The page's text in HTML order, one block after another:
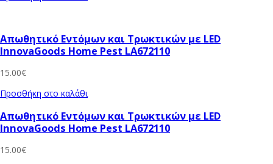
Απωθητικό Εντόμων και Τρωκτικών με LED
InnovaGoods Home Pest LA672110
15.00€
Προσθήκη στο καλάθι
Απωθητικό Εντόμων και Τρωκτικών με LED
InnovaGoods Home Pest LA672110
15.00€